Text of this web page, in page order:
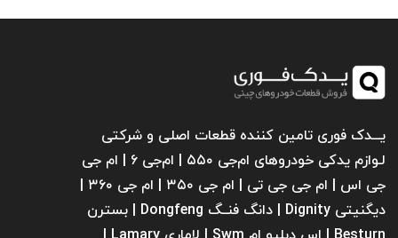
یـــدک فوری تامین کننده قطعات اصلی و شرکتی
لـوازم یدکی خودروهای ام‌جی ۵۵۰ | ام‌جی ۶ | ام جی
دیگنیتی Dignity | دانگ فنــگ Dongfeng | بسترن